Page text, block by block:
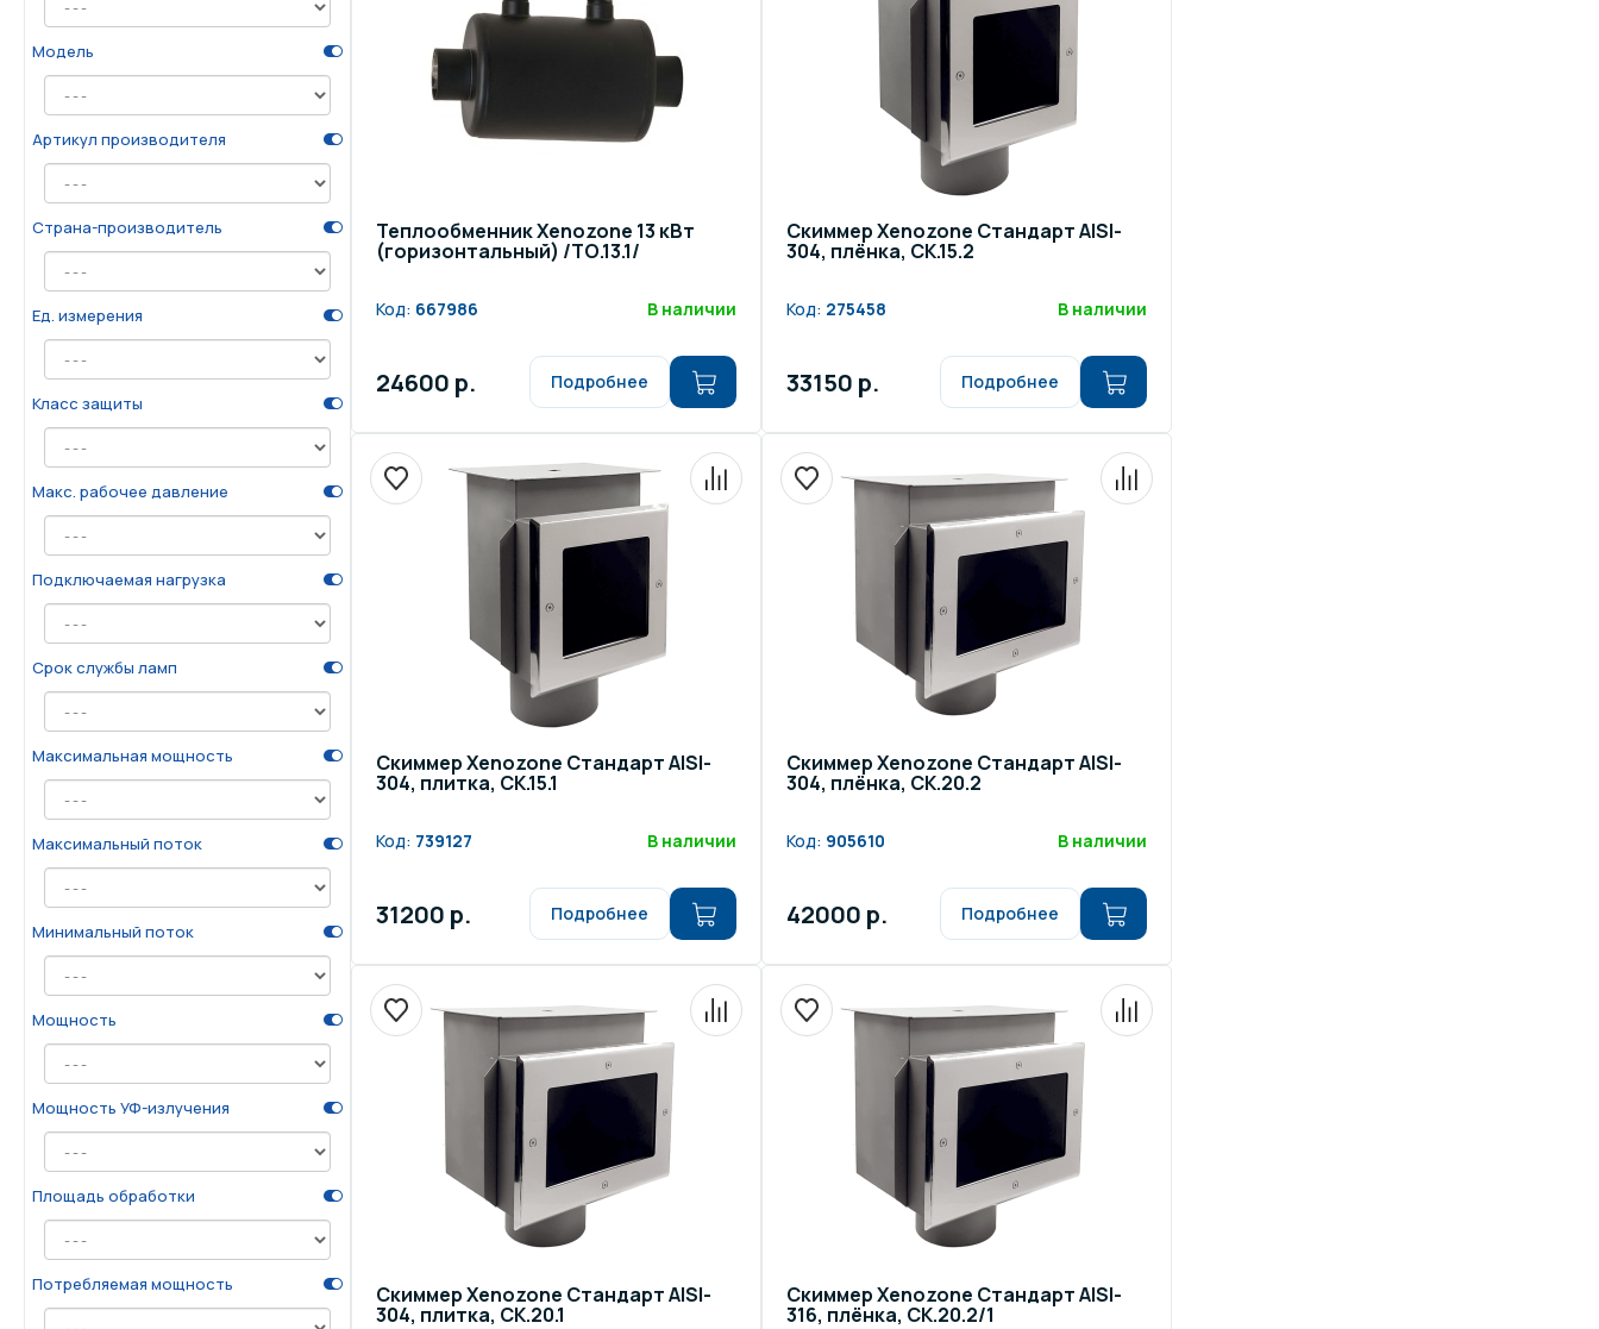
Освещение и подсветка для
Измерение параметров воды
Системы безопасности Отделочные материалы Строительные материалы
Модель
Артикул производителя
Страна-производитель
Ед. измерения
Класс защиты
Макс. рабочее давление
Подключаемая нагрузка
Срок службы ламп
Максимальная мощность
Максимальный поток
Минимальный поток
Мощность
Мощность УФ-излучения
Площадь обработки
Потребляемая мощность
Теплообменник Xenozone 13 кВт
(горизонтальный) /ТО.13.1/
Код: 667986 В наличии
24600 р. Подробнее
Скиммер Xenozone Стандарт AISI-
304, плёнка, СК.15.2
Код: 275458 В наличии
33150 р. Подробнее
Скиммер Xenozone Стандарт AISI-
304, плитка, СК.15.1
Код: 739127 В наличии
31200 р. Подробнее
Скиммер Xenozone Стандарт AISI-
304, плёнка, СК.20.2
Код: 905610 В наличии
42000 р. Подробнее
Скиммер Xenozone Стандарт AISI-
304, плитка, СК.20.1
Скиммер Xenozone Стандарт AISI-
316, плёнка, СК.20.2/1